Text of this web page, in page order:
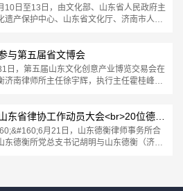
10日至13日，由文化部、山东省人民政府主
遗产保护中心、山东省文化厅、济南市人民
与第五届省文博会
日，第五届山东文化创意产业博览交易会在
济南律师所主任徐宇辉，执行主任霍桂峰，
月21日，山东德衡律师事务所合
东德衡所党总支书记胡明与山东德衡（济